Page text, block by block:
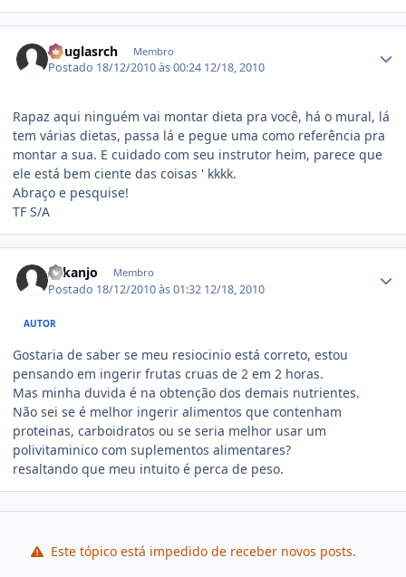
douglasrch Membro
Postado 18/12/2010 às 00:24 12/18, 2010
Rapaz aqui ninguém vai montar dieta pra você, há o mural, lá
tem várias dietas, passa lá e pegue uma como referência pra
montar a sua. E cuidado com seu instrutor heim, parece que
ele está bem ciente das coisas ' kkkk.
Abraço e pesquise!
TF S/A
Arkanjo Membro
Postado 18/12/2010 às 01:32 12/18, 2010
AUTOR
Gostaria de saber se meu resiocinio está correto, estou
pensando em ingerir frutas cruas de 2 em 2 horas.
Mas minha duvida é na obtenção dos demais nutrientes.
Não sei se é melhor ingerir alimentos que contenham
proteinas, carboidratos ou se seria melhor usar um
polivitaminico com suplementos alimentares?
resaltando que meu intuito é perca de peso.
Este tópico está impedido de receber novos posts.